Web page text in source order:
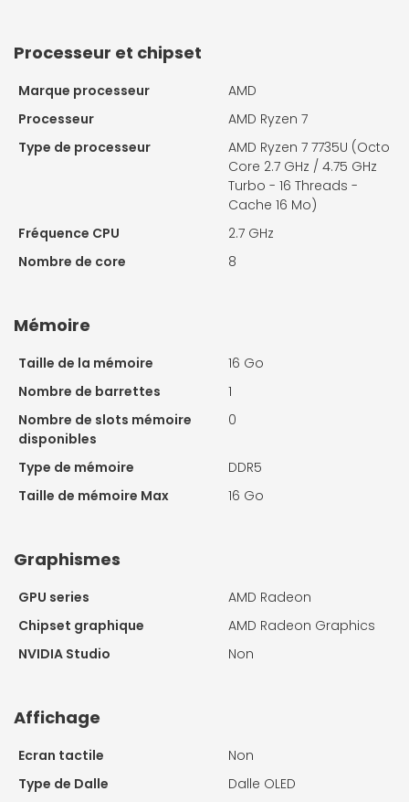
Processeur et chipset
Marque processeur
AMD
Processeur
AMD Ryzen 7
Type de processeur
AMD Ryzen 7 7735U (Octo
Core 2.7 GHz / 4.75 GHz
Turbo - 16 Threads -
Cache 16 Mo)
Fréquence CPU
2.7 GHz
Nombre de core
8
Mémoire
Taille de la mémoire
16 Go
Nombre de barrettes
1
Nombre de slots mémoire
disponibles
0
Type de mémoire
DDR5
Taille de mémoire Max
16 Go
Graphismes
GPU series
AMD Radeon
Chipset graphique
AMD Radeon Graphics
NVIDIA Studio
Non
Affichage
Ecran tactile
Non
Type de Dalle
Dalle OLED